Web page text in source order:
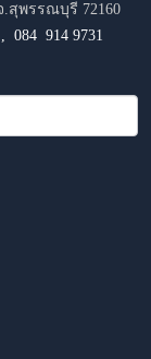
.สุพรรณบุรี 72160
,084 914 9731